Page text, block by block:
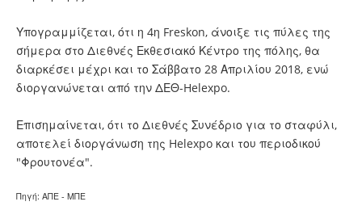
Υπογραμμίζεται, ότι η 4η Freskon, άνοιξε τις πύλες της
σήμερα στο Διεθνές Εκθεσιακό Κέντρο της πόλης, θα
διαρκέσει μέχρι και το Σάββατο 28 Απριλίου 2018, ενώ
διοργανώνεται από την ΔΕΘ-Helexpo.
Επισημαίνεται, ότι το Διεθνές Συνέδριο για το σταφύλι,
αποτελεί διοργάνωση της Helexpo και του περιοδικού
"Φρουτονέα".
Πηγή: ΑΠΕ - ΜΠΕ